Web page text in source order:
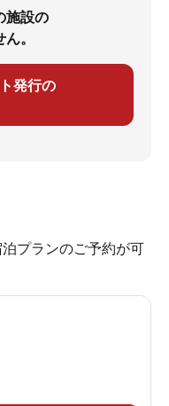
施設の
。
発行の
プランのご予約が可